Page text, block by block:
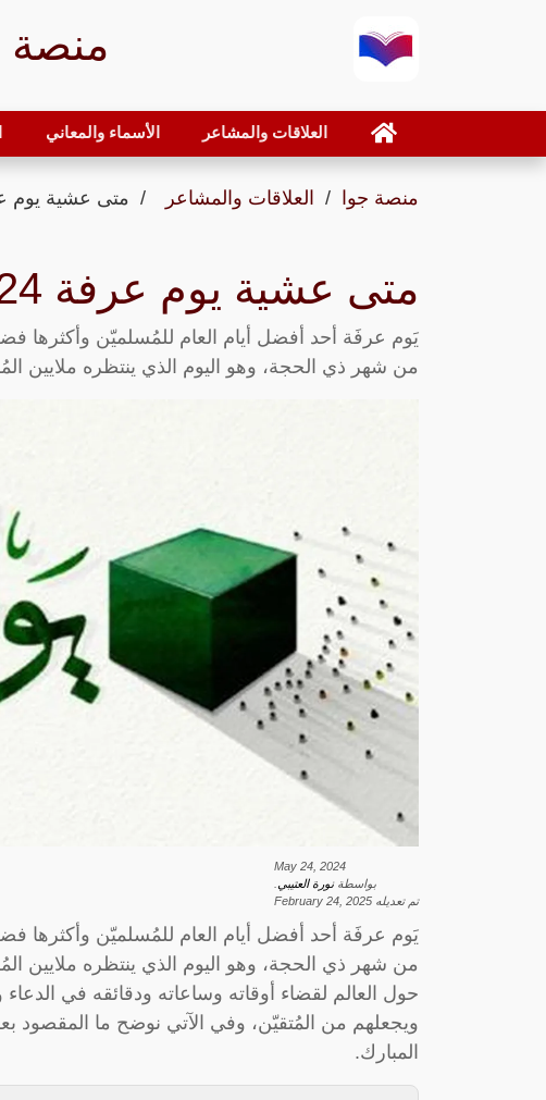
منصة
العلاقات والمشاعر الأسماء والمعاني
منصة جوا العلاقات والمشاعر متى عشية يوم
متى عشية يوم عرفة 2024
يَوم عرفَة أحد أفضل أيام العام للمُسلميّن وأكثرها
من شهر ذي الحجة، وهو اليوم الذي ينتظره ملايين
May 24, 2024
بواسطةنورة العتيبي
تم تعديله February 24, 2025
يَوم عرفَة أحد أفضل أيام العام للمُسلميّن وأكثرها
من شهر ذي الحجة، وهو اليوم الذي ينتظره ملايين
حول العالم لقضاء أوقاته وساعاته ودقائقه في الدعاء
ويجعلهم من المُتقيّن، وفي الآتي نوضح ما المقصود
المبارك.